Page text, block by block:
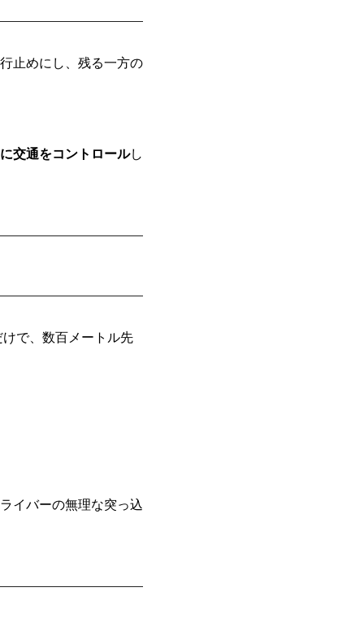
止めにし、残る一方の
交通をコントロールし
で、数百メートル先
イバーの無理な突っ込